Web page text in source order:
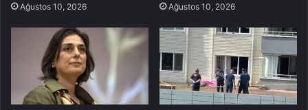
Ağustos 10, 2026 Ağustos 10, 2026